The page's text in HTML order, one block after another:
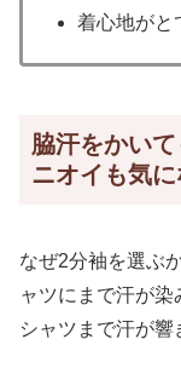
着心地がと
脇汗をかいて
ニオイも気
なぜ2分袖を選ぶ
ャツにまで汗が
シャツまで汗が響